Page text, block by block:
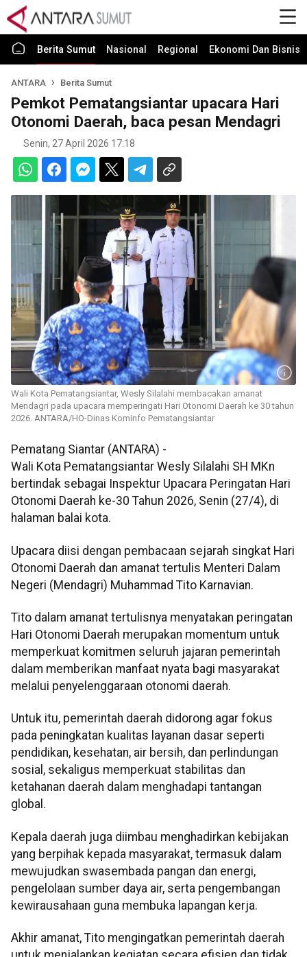
Berita Sumut Nasional Regional Ekonomi Dan Bisnis
ANTARA Berita Sumut
Pemkot Pematangsiantar upacara Hari
Otonomi Daerah, baca pesan Mendagri
Senin, 27 April 2026 17:18
Wali Kota Pematangsiantar, Wesly Silalahi membacakan amanat
Mendagri pada upacara memperingati Hari Otonomi Daerah ke 30 tahun
2026. ANTARA/HO-Dinas Kominfo Pematangsiantar
Pematang Siantar (ANTARA) -
Wali Kota Pematangsiantar Wesly Silalahi SH MKn
bertindak sebagai Inspektur Upacara Peringatan Hari
Otonomi Daerah ke-30 Tahun 2026, Senin (27/4), di
halaman balai kota.
Upacara diisi dengan pembacaan sejarah singkat Hari
Otonomi Daerah dan amanat tertulis Menteri Dalam
Negeri (Mendagri) Muhammad Tito Karnavian.
Tito dalam amanat tertulisnya menyatakan peringatan
Hari Otonomi Daerah merupakan momentum untuk
memperkuat komitmen seluruh jajaran pemerintah
dalam memberikan manfaat nyata bagi masyarakat
melalui penyelenggaraan otonomi daerah.
Untuk itu, pemerintah daerah didorong agar fokus
pada peningkatan kualitas layanan dasar seperti
pendidikan, kesehatan, air bersih, dan perlindungan
sosial, sekaligus memperkuat stabilitas dan
ketahanan daerah dalam menghadapi tantangan
global.
Kepala daerah juga diimbau menghadirkan kebijakan
yang berpihak kepada masyarakat, termasuk dalam
mewujudkan swasembada pangan dan energi,
pengelolaan sumber daya air, serta pengembangan
kewirausahaan guna membuka lapangan kerja.
Akhir amanat, Tito mengingatkan pemerintah daerah